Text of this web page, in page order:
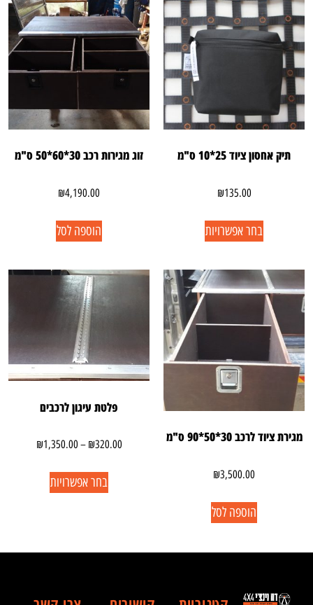
תיק אחסון ציוד 25*10 ס"מ
₪135.00
בחר אפשרויות
זוג מגירות רכב 30*60*50 ס"מ
₪4,190.00
הוספה לסל
מגירת ציוד לרכב 30*50*90 ס"מ
₪3,500.00
הוספה לסל
פלטת עיגון לרכבים
₪320.00
–
₪1,350.00
בחר אפשרויות